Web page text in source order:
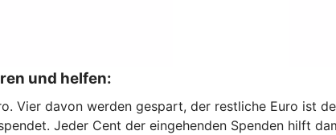
und helfen:
Vier davon werden gespart, der restliche Euro ist
Jeder Cent der eingehenden Spenden hilft